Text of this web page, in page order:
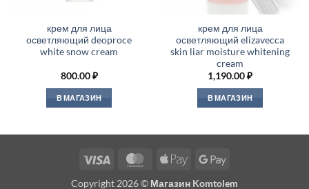
крем для лица
осветляющий deoproce
white snow cream
800.00₽
В МАГАЗИН
крем для лица
осветляющий elizavecca
skin liar moisture whitening
cream
1,190.00₽
В МАГАЗИН
Visa MasterCardApple
Google
Copyright 2026 © Магазин Komtolem